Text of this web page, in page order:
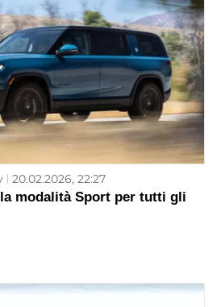
20.02.2026, 22:27
modalità Sport per tutti gli